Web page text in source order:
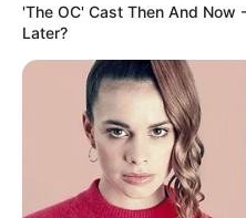
'The OC' Cast Then And Now
Later?